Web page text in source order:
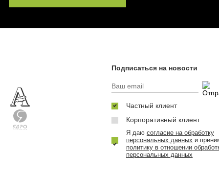
Подписаться на новости
Частный клиент
Корпоративный клиент
Я даю согласие на обработку
персональных данных и
политику в отношении
персональных данных